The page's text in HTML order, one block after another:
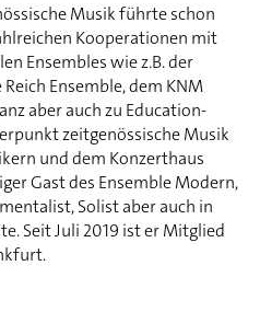
Musik führte schon
Kooperationen mit
Ensembles wie z.B. der
Ensemble, dem KNM
aber auch zu Education-
zeitgenössische Musik
und dem Konzerthaus
Gast des Ensemble Modern,
Solist aber auch in
Seit Juli 2019 ist er Mitglied